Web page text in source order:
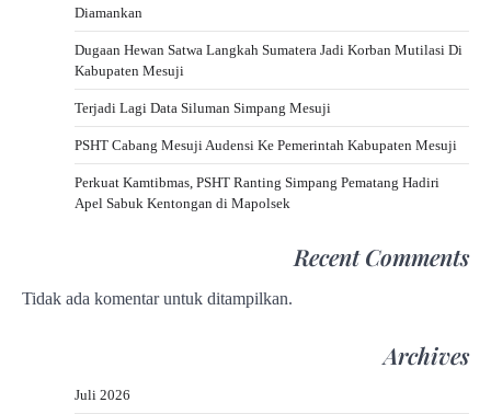
Diamankan
Dugaan Hewan Satwa Langkah Sumatera Jadi Korban Mutilasi Di
Kabupaten Mesuji
Terjadi Lagi Data Siluman Simpang Mesuji
PSHT Cabang Mesuji Audensi Ke Pemerintah Kabupaten Mesuji
Perkuat Kamtibmas, PSHT Ranting Simpang Pematang Hadiri
Apel Sabuk Kentongan di Mapolsek
Recent Comments
Tidak ada komentar untuk ditampilkan.
Archives
Juli 2026